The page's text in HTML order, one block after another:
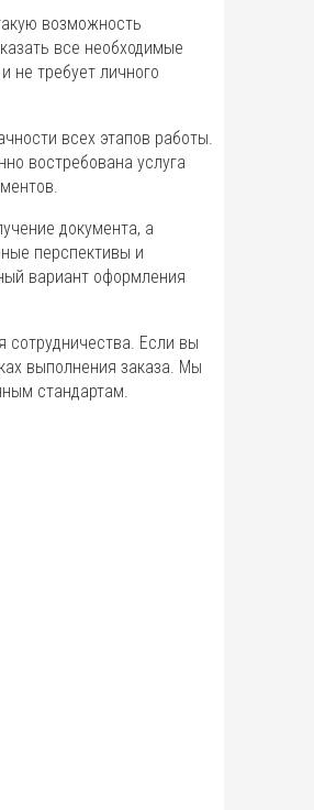
возможность
все необходимые
не требует личного
всех этапов работы.
востребована услуга
документа, а
перспективы и
вариант оформления
сотрудничества. Если вы
выполнения заказа. Мы
стандартам.